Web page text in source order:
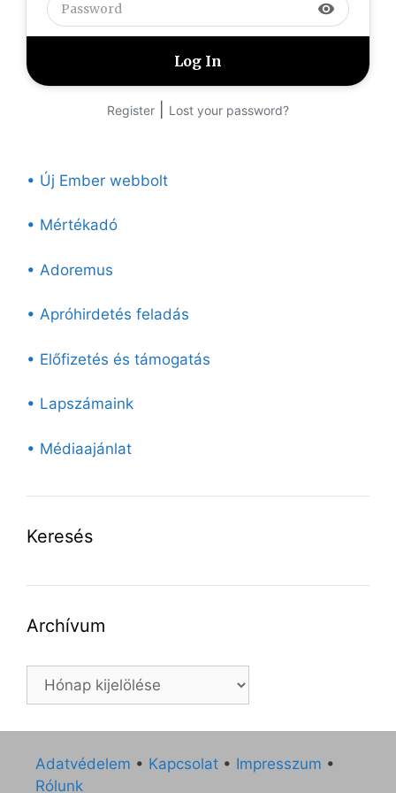
visibility
Register Lost your password?
• Új Ember webbolt
• Mértékadó
• Adoremus
• Apróhirdetés feladás
• Előfizetés és támogatás
• Lapszámaink
• Médiaajánlat
Keresés
Archívum
Archívum
Adatvédelem • Kapcsolat • Impresszum •
Rólunk